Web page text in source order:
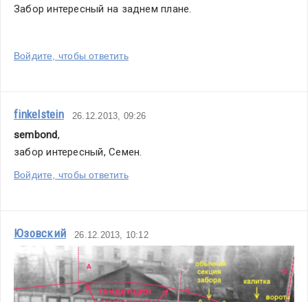
Забор интересный на заднем плане.
Войдите, чтобы ответить
finkelstein 26.12.2013, 09:26
sembond,
забор интересный, Семен.
Войдите, чтобы ответить
Юзовский 26.12.2013, 10:12